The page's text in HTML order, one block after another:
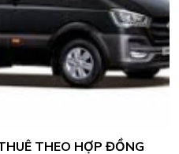
THEO HỢP ĐỒNG